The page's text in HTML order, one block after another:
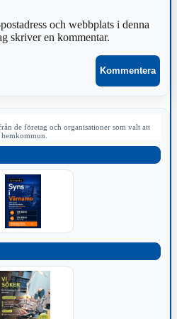
och webbplats i denna
skriver en kommentar.
de företag och organisationer som valt att